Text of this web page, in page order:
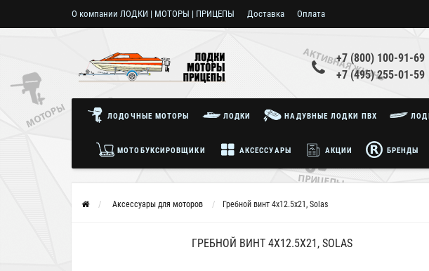
О компании ЛОДКИ | МОТОРЫ | ПРИЦЕПЫ Доставка Оплата
+7 (800) 100-91-69
+7 (495) 255-01-59
ЛОДОЧНЫЕ МОТОРЫ ЛОДКИ НАДУВНЫЕ ЛОДКИ ПВХ
МОТОБУКСИРОВЩИКИ АКСЕССУАРЫ АКЦИИ БРЕНДЫ
Аксессуары для моторов Гребной винт 4x12.5x21, Solas
ГРЕБНОЙ ВИНТ 4X12.5X21, SOLAS